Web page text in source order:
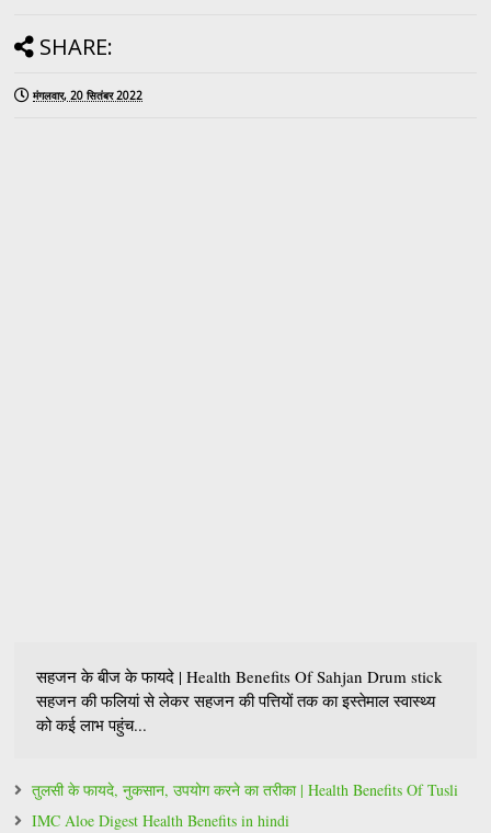
SHARE:
मंगलवार, 20 सितंबर 2022
सहजन के बीज के फायदे | Health Benefits Of Sahjan Drum stick
सहजन की फलियां से लेकर सहजन की पत्तियों तक का इस्तेमाल स्वास्थ्य
को कई लाभ पहुंच...
तुलसी के फायदे, नुकसान, उपयोग करने का तरीका | Health Benefits Of Tusli
IMC Aloe Digest Health Benefits in hindi